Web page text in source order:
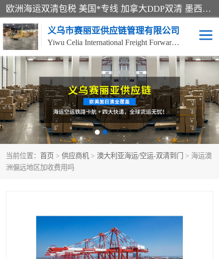
欧洲海运双清包税 美国*专线 加拿大DDP双清 墨西哥跨境空运 澳大利亚专线物流 跨境电商物流服务 国际快递到门服务 海运*渠道 一站式跨境物流解决方案 TikTok/SHEIN专线 电商平台FBA头程运输 国际铁路运输欧洲 UPS/DDHL/联邦快递跨境 美国双清到门物流 跨境*运输
义乌市赛丽亚供应链管理有限公司
Yiwu Celia International Freight Forwarding Co., Ltd
当前位置： 首页 > 供应商机 > 澳大利亚海运/空运-双清到门
> 海运澳
洲偏远地区加收费用吗
美森快船 欧洲卡航
加拿大海运/空运-双清到
门
澳大利亚海运/空运-双清
到门
墨西哥海运/空运-双清到
门